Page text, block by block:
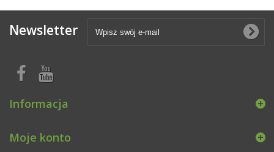
Newsletter
Informacja
Moje konto